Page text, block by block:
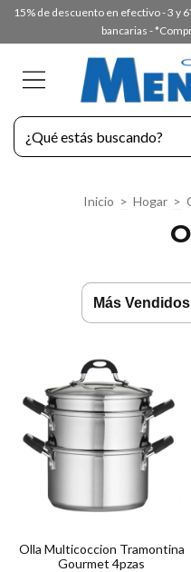
15% de descuento en efectivo - 3 y
bancarias -
Inicio > Hogar >
Olla Multicoccion Tramontina
Gourmet 4pzas